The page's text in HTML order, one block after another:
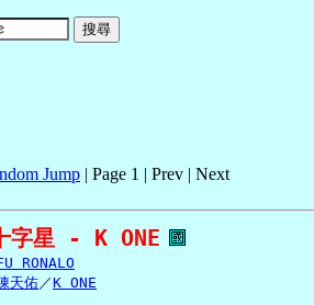
Jump | Page 1 | Prev | Next
字星 - K ONE
RONALO
天佑／K ONE